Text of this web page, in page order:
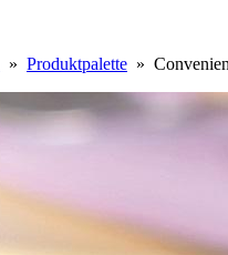
» Produktpalette »